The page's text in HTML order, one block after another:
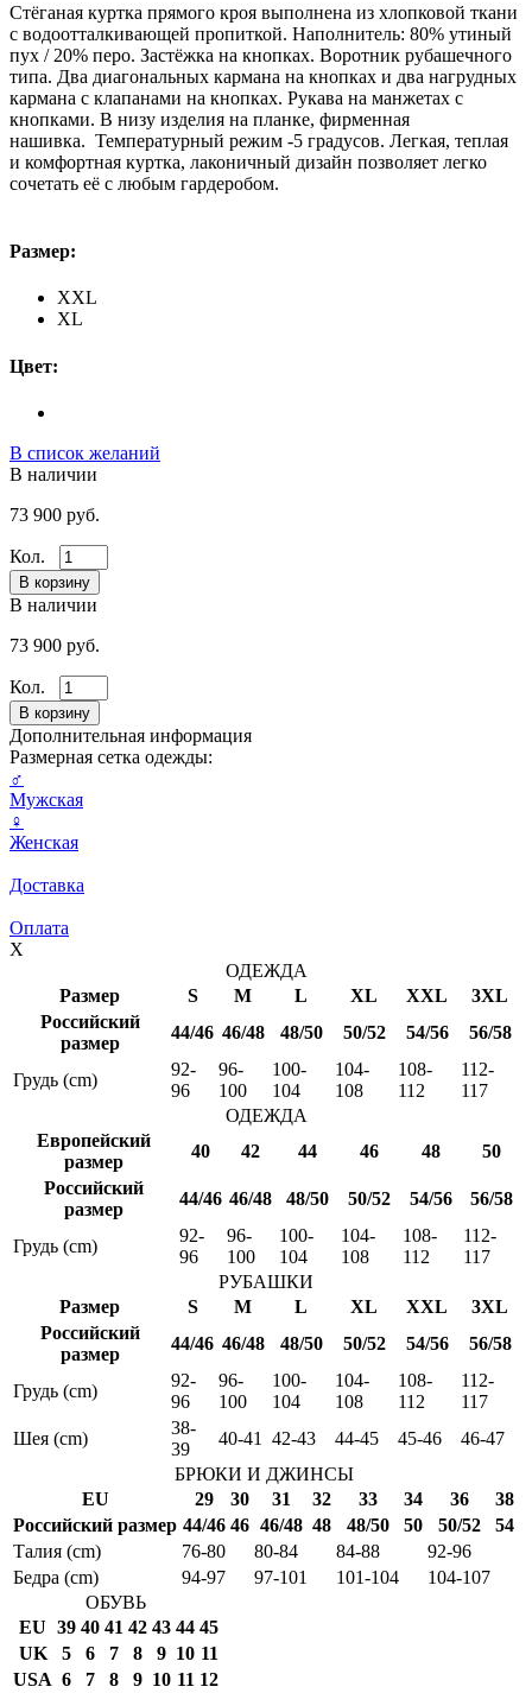
Стёганая куртка прямого кроя выполнена из хлопковой ткани
с водоотталкивающей пропиткой. Наполнитель: 80% утиный
пух / 20% перо. Застёжка на кнопках. Воротник рубашечного
типа. Два диагональных кармана на кнопках и два нагрудных
кармана с клапанами на кнопках. Рукава на манжетах с
кнопками. В низу изделия на планке, фирменная
нашивка. Температурный режим -5 градусов. Легкая, теплая
и комфортная куртка, лаконичный дизайн позволяет легко
сочетать её с любым гардеробом.
Размер:
XXL
XL
Цвет:
В список желаний
В наличии
73 900 руб.
Кол.
В наличии
73 900 руб.
Кол.
Дополнительная информация
Размерная сетка одежды:
♂
Мужская
♀
Женская
Доставка
Оплата
X
ОДЕЖДА
Размер
S M L XL XXL
3XL
Российский
размер
44/46 46/48 48/50 50/52 54/56 56/58
Грудь (cm)
92-
96
96-
100
100-
104
104-
108
108-
112
112-
117
ОДЕЖДА
Европейский
размер
40 42 44 46 48
50
Российский
размер
44/46 46/48 48/50 50/52 54/56 56/58
Грудь (cm)
92-
96
96-
100
100-
104
104-
108
108-
112
112-
117
РУБАШКИ
Размер
S M L XL XXL
3XL
Российский
размер
44/46 46/48 48/50 50/52 54/56 56/58
Грудь (cm)
92-
96
96-
100
100-
104
104-
108
108-
112
112-
117
Шея (cm)
38-
39
40-41 42-43 44-45 45-46
46-47
БРЮКИ И ДЖИНСЫ
EU
29 30 31 32 33 34 36
38
Российский размер 44/46 46 46/48 48 48/50 50 50/52
54
Талия (cm)
76-80 80-84 84-88
92-96
Бедра (cm)
94-97 97-101 101-104
104-107
ОБУВЬ
EU 39 40 41 42 43 44 45
UK
5 6 7 8 9 10 11
USA 6 7 8 9 10 11 12